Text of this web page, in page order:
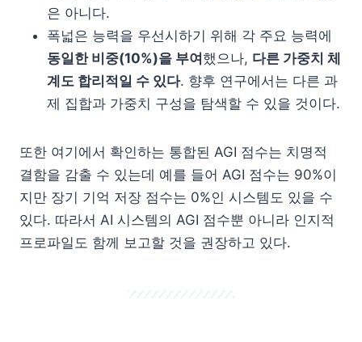
은 아니다.
폭넓은 능력을 우선시하기 위해 각 주요 능력에
동일한 비중(10%)을 부여 했으나, 다른 가중치 체
계도 합리적일 수 있다. 향후 연구에서는 다른 과
제 집합과 가중치 구성을 탐색할 수 있을 것이다.
또한 여기에서 확인하는 통합된 AGI 점수는 치명적
결함을 감출 수 있는데 예를 들어 AGI 점수는 90%이
지만 장기 기억 저장 점수는 0%인 시스템도 있을 수
있다. 따라서 AI 시스템의 AGI 점수뿐 아니라 인지적
프로파일도 함께 보고할 것을 권장하고 있다.